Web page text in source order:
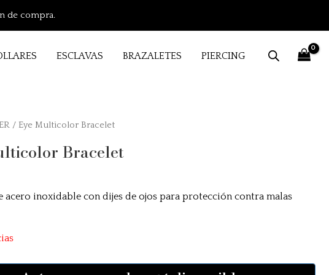
de compra.
ESCLAVAS BRAZALETES PIERCING
/ Eye Multicolor Bracelet
Bracelet
acero inoxidable con dijes de ojos para protección contra malas